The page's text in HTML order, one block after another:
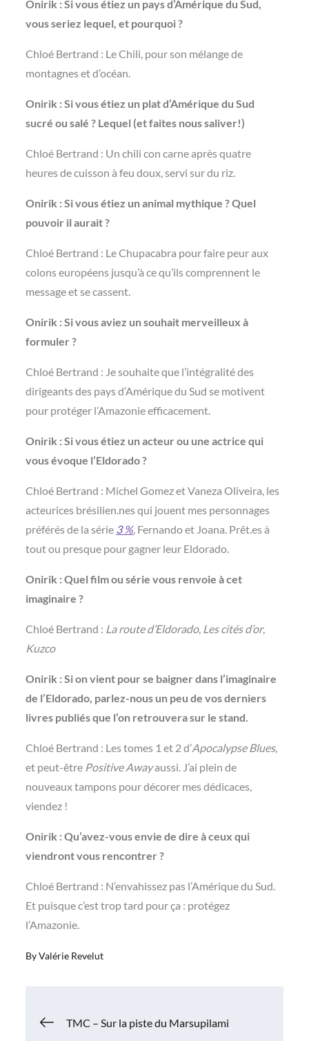
Onirik : Si vous étiez un pays d’Amérique du Sud,
vous seriez lequel, et pourquoi ?
Chloé Bertrand : Le Chili, pour son mélange de
montagnes et d’océan.
Onirik : Si vous étiez un plat d’Amérique du Sud
sucré ou salé ? Lequel (et faites nous saliver!)
Chloé Bertrand : Un chili con carne après quatre
heures de cuisson à feu doux, servi sur du riz.
Onirik : Si vous étiez un animal mythique ? Quel
pouvoir il aurait ?
Chloé Bertrand : Le Chupacabra pour faire peur aux
colons européens jusqu’à ce qu’ils comprennent le
message et se cassent.
Onirik : Si vous aviez un souhait merveilleux à
formuler ?
Chloé Bertrand : Je souhaite que l’intégralité des
dirigeants des pays d’Amérique du Sud se motivent
pour protéger l’Amazonie efficacement.
Onirik : Si vous étiez un acteur ou une actrice qui
vous évoque l’Eldorado ?
Chloé Bertrand : Michel Gomez et Vaneza Oliveira, les
acteurices brésilien.nes qui jouent mes personnages
préférés de la série 3 %, Fernando et Joana. Prêt.es à
tout ou presque pour gagner leur Eldorado.
Onirik : Quel film ou série vous renvoie à cet
imaginaire ?
Chloé Bertrand : La route d’Eldorado, Les cités d’or,
Kuzco
Onirik : Si on vient pour se baigner dans l’imaginaire
de l’Eldorado, parlez-nous un peu de vos derniers
livres publiés que l’on retrouvera sur le stand.
Chloé Bertrand : Les tomes 1 et 2 d’Apocalypse Blues,
et peut-être Positive Awayaussi. J’ai plein de
nouveaux tampons pour décorer mes dédicaces,
viendez !
Onirik : Qu’avez-vous envie de dire à ceux qui
viendront vous rencontrer ?
Chloé Bertrand : N’envahissez pas l’Amérique du Sud.
Et puisque c’est trop tard pour ça : protégez
l’Amazonie.
ByValérie Revelut
Navigation
TMC – Sur la piste du Marsupilami